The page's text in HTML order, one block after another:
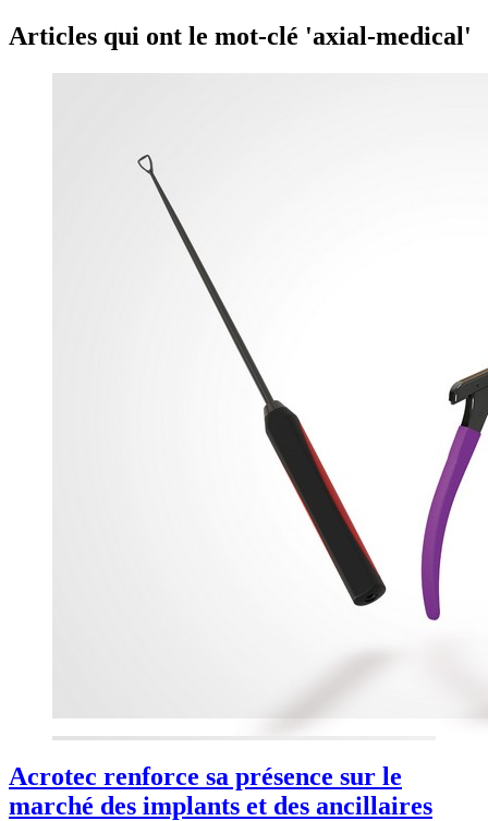
Articles qui ont le mot-clé 'axial-medical'
Acrotec renforce sa présence sur le
marché des implants et des ancillaires